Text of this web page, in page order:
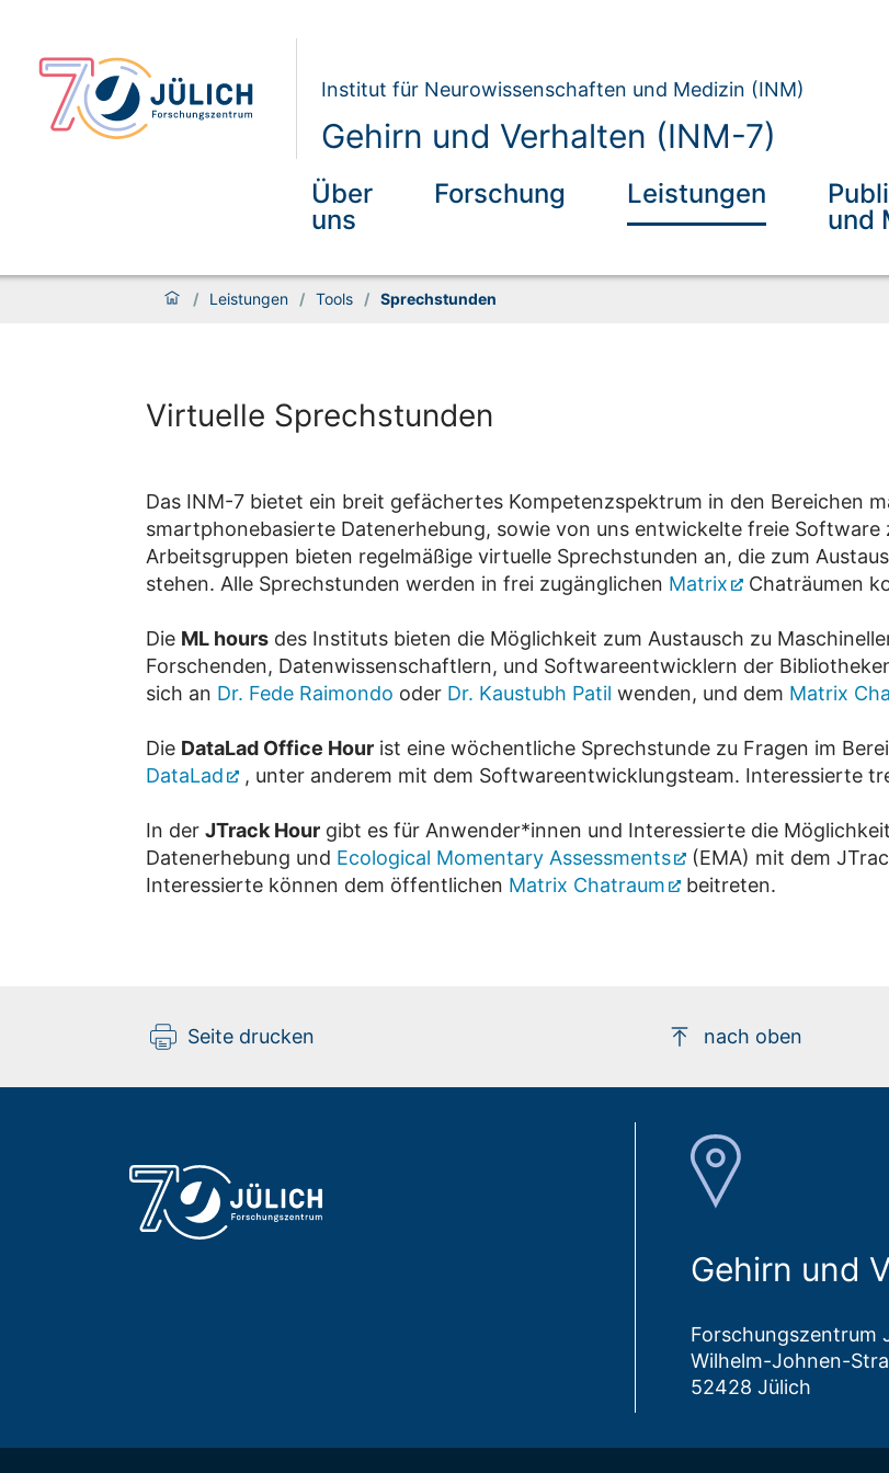
Institut für Neurowissenschaften und Medizin (INM)
Gehirn und Verhalten (INM-7)
Über
uns
Forschung Leistungen
und
/ Leistungen / Tools / Sprechstunden
Virtuelle Sprechstunden
Das INM-7 bietet ein breit gefächertes Kompetenzspektrum in den Bereichen
smartphonebasierte Datenerhebung, sowie von uns entwickelte freie
Arbeitsgruppen bieten regelmäßige virtuelle Sprechstunden an, die zum
stehen. Alle Sprechstunden werden in frei zugänglichen Matrix Chaträumen
Die ML hoursdes Instituts bieten die Möglichkeit zum Austausch zu
Forschenden, Datenwissenschaftlern, und Softwareentwicklern der
sich an Dr. Fede Raimondo oder Dr. Kaustubh Patil wenden, und dem Matrix
Die DataLad Office Hourist eine wöchentliche Sprechstunde zu Fragen im
DataLad
, unter anderem mit dem Softwareentwicklungsteam. Interessierte
In der JTrack Hourgibt es für Anwender*innen und Interessierte die
Datenerhebung und Ecological Momentary Assessments
(EMA) mit dem
Interessierte können dem öffentlichen Matrix Chatraum beitreten.
Seite drucken nach oben
Gehirn und
Forschungszentrum
Wilhelm-Johnen-
52428 Jülich